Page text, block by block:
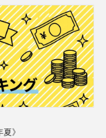
》